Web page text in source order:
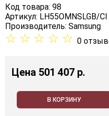
Код товара: 98
Артикул: LH55OMNSLGB/CI
Производитель: Samsung
☆ ☆ ☆ ☆ ☆ 0
Цена 501 407 p.
В КОРЗИНУ